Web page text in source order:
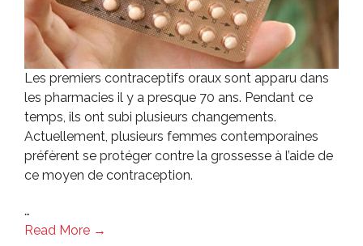
Les premiers contraceptifs oraux sont apparu dans
les pharmacies il y a presque 70 ans. Pendant ce
temps, ils ont subi plusieurs changements.
Actuellement, plusieurs femmes contemporaines
préfèrent se protéger contre la grossesse à l’aide de
ce moyen de contraception.
…
Read More →